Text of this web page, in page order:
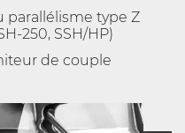
parallélisme type Z
250, SSH/HP)
de couple